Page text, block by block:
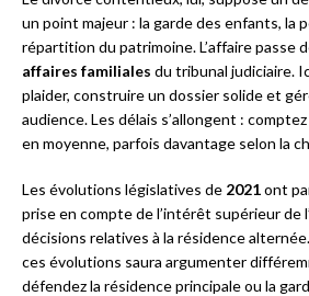
un point majeur : la garde des enfants, la
répartition du patrimoine. L’affaire passe
affaires familiales du tribunal judiciaire.
plaider, construire un dossier solide et
audience. Les délais s’allongent : comptez
en moyenne, parfois davantage selon la
Les évolutions législatives de 2021ont
prise en compte de l’intérêt supérieur de
décisions relatives à la résidence
ces évolutions saura argumenter
défendez la résidence principale ou la